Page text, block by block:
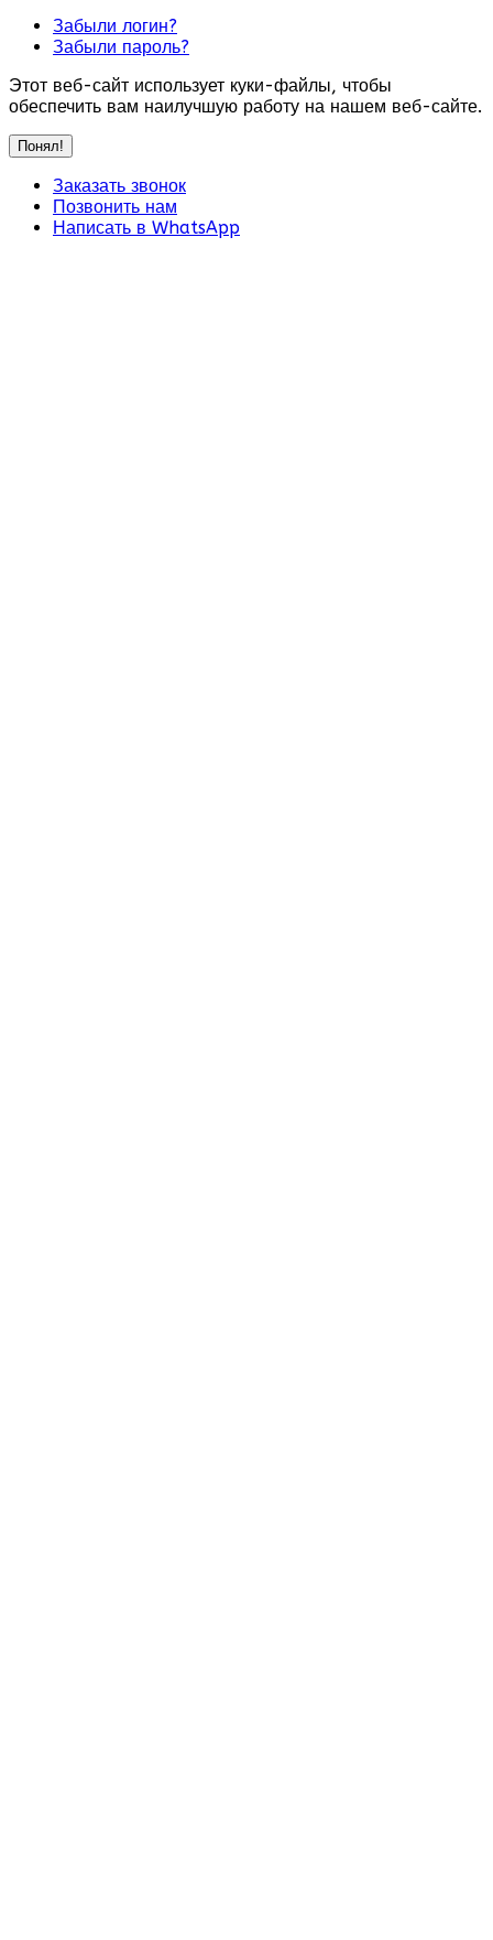
Забыли логин?
Забыли пароль?
Этот веб-сайт использует куки-файлы, чтобы
обеспечить вам наилучшую работу на нашем веб-сайте.
Понял!
Заказать звонок
Позвонить нам
Написать в WhatsApp